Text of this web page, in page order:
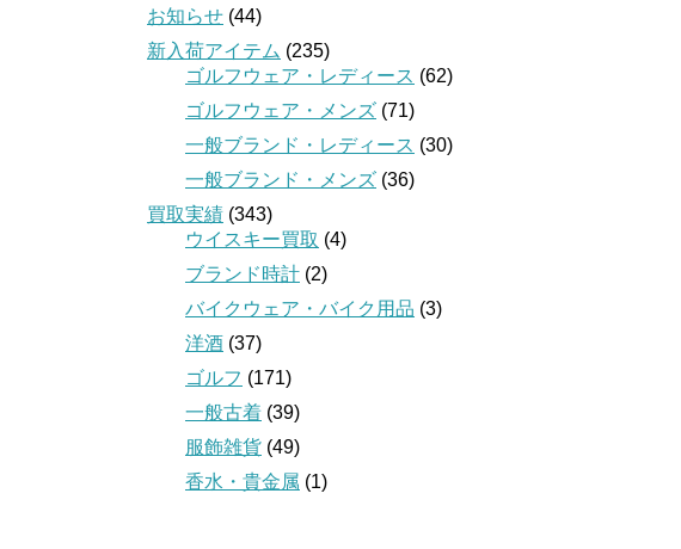
お知らせ (44)
新入荷アイテム (235)
ゴルフウェア・レディース (62)
ゴルフウェア・メンズ (71)
一般ブランド・レディース (30)
一般ブランド・メンズ (36)
買取実績 (343)
ウイスキー買取 (4)
ブランド時計 (2)
バイクウェア・バイク用品 (3)
洋酒 (37)
ゴルフ (171)
一般古着 (39)
服飾雑貨 (49)
香水・貴金属 (1)